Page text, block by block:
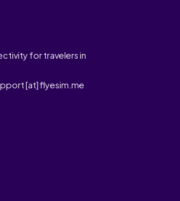
for travelers in
[at] flyesim.me